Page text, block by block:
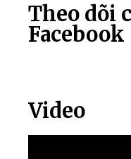
Theo dõi
Facebook
Video